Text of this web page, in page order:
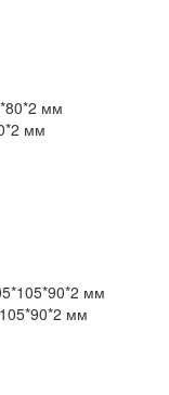
мм
мм